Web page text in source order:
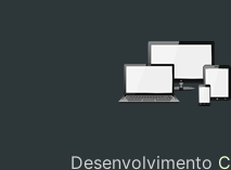
Desenvolvimento